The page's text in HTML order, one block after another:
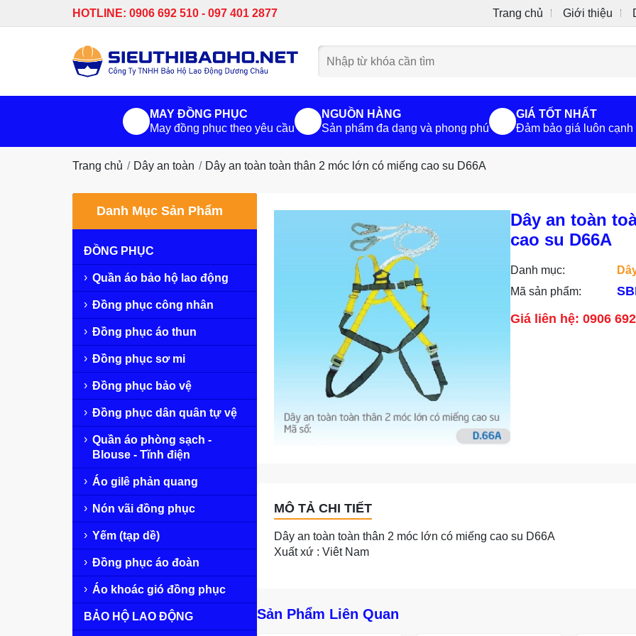
HOTLINE: 0906 692 510 - 097 401 2877 Trang chủ Giới thiệu
MAY ĐỒNG PHỤC
May đồng phục theo yêu cầu
NGUỒN HÀNG
Sản phẩm đa dạng và phong phú
GIÁ TỐT NHẤT
Đảm bảo giá luôn cạnh
Trang chủ Dây an toàn Dây an toàn toàn thân 2 móc lớn có miếng cao su D66A
Danh Mục Sản Phẩm
ĐỒNG PHỤC
Quần áo bảo hộ lao động
Đồng phục công nhân
Đồng phục áo thun
Đồng phục sơ mi
Đồng phục bảo vệ
Đồng phục dân quân tự vệ
Quần áo phòng sạch -
Blouse - Tĩnh điện
Áo gilê phản quang
Nón vãi đồng phục
Yếm (tạp dề)
Đồng phục áo đoàn
Áo khoác gió đồng phục
BẢO HỘ LAO ĐỘNG
Dây an toàn
cao su D66A
Danh mục:
Mã sản phẩm:
Giá liên hệ: 0906
MÔ TẢ CHI TIẾT
Dây an toàn toàn thân 2 móc lớn có miếng cao su D66A
Xuất xứ : Viêt Nam
Sản Phẩm Liên Quan